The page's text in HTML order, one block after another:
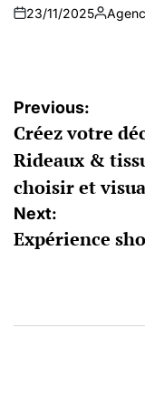
on
23/11/2025
Auteur
Navigation
de
l’article
Previous:
Créez votre
Rideaux &
choisir et
Next:
Expérience